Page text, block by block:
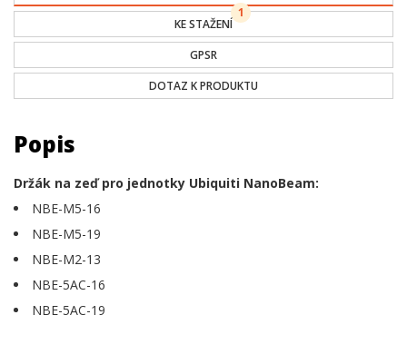
KE STAŽENÍ
1
GPSR
DOTAZ K PRODUKTU
Popis
Držák na zeď pro jednotky Ubiquiti NanoBeam:
NBE-M5-16
NBE-M5-19
NBE-M2-13
NBE-5AC-16
NBE-5AC-19